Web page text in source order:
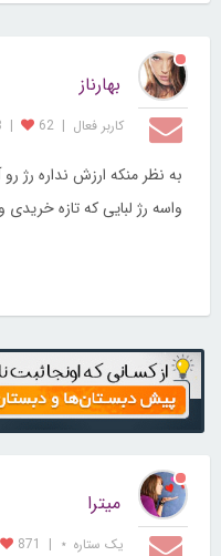
بهارناز
کاربر فعال |
62
|
به نظر منکه ارزش نداره رژ
واسه رژ لبایی که تازه
میترا
یک ستاره ⋆ |
871